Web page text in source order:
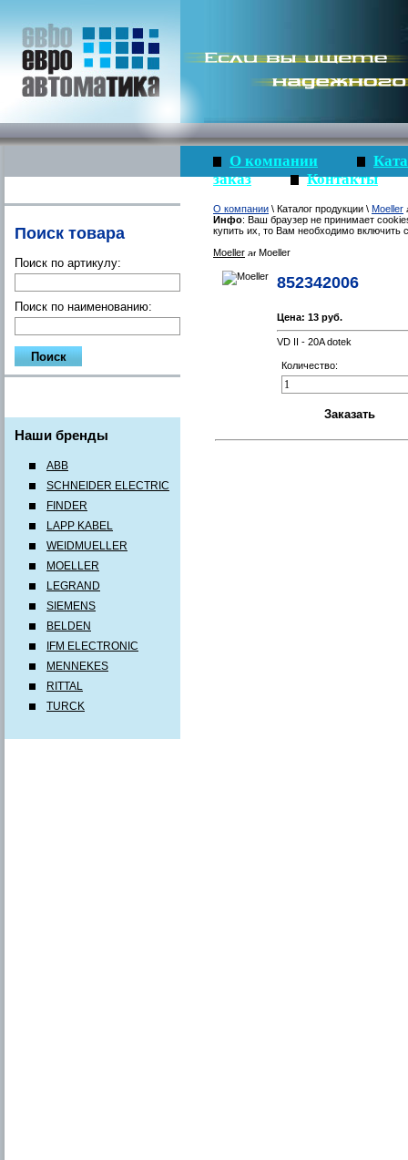
Поиск товара
Поиск по артикулу:
Поиск по наименованию:
Наши бренды
ABB
SCHNEIDER ELECTRIC
FINDER
LAPP KABEL
WEIDMUELLER
MOELLER
LEGRAND
SIEMENS
BELDEN
IFM ELECTRONIC
MENNEKES
RITTAL
TURCK
О компании
заказ
Контакты
О компании \ Каталог продукции \ Moeller
Инфо: Ваш браузер не принимает
купить их, то Вам необходимо включить
Moeller
Moeller
852342006
Цена: 13 руб.
VD II - 20A dotek
Количество: